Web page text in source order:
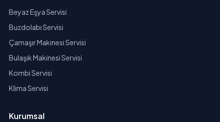
Beyaz Eşya Servisi
Buzdolabı Servisi
Çamaşır Makinesi Servisi
Bulaşık Makinesi Servisi
Kombi Servisi
Klima Servisi
Kurumsal